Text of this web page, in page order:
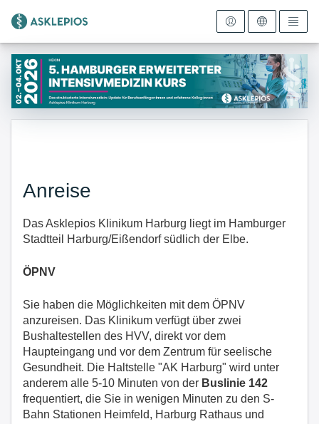
Zur Startseite
Anreise
Das Asklepios Klinikum Harburg liegt im Hamburger
Stadtteil Harburg/Eißendorf südlich der Elbe.
ÖPNV
Sie haben die Möglichkeiten mit dem ÖPNV
anzureisen. Das Klinikum verfügt über zwei
Bushaltestellen des HVV, direkt vor dem
Haupteingang und vor dem Zentrum für seelische
Gesundheit. Die Haltstelle "AK Harburg" wird unter
anderem alle 5-10 Minuten von der Buslinie 142
frequentiert, die Sie in wenigen Minuten zu den S-
Bahn Stationen Heimfeld, Harburg Rathaus und